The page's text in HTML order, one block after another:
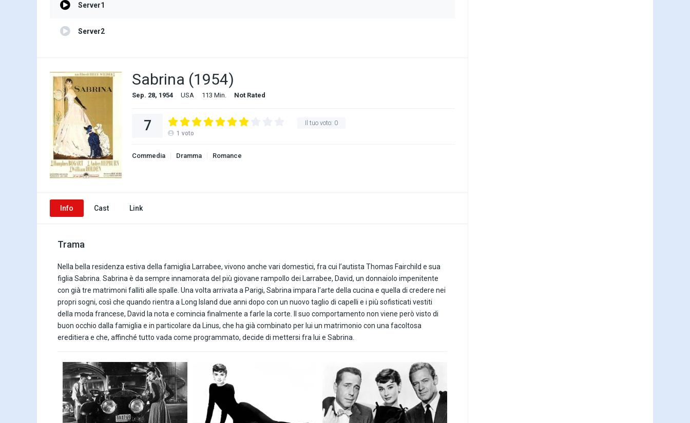
Server1
Server2
Sabrina (1954)
Sep. 28, 1954 USA 113 Min. Not Rated
Il tuo voto: 0
7 1 voto
Commedia Dramma Romance
Info Cast Link
Trama
Nella bella residenza estiva della famiglia Larrabee, vivono anche vari domestici, fra cui l’autista Thomas Fairchild e sua
figlia Sabrina. Sabrina è da sempre innamorata del più giovane rampollo dei Larrabee, David, un donnaiolo impenitente
con già tre matrimoni falliti alle spalle. Una volta arrivata a Parigi, Sabrina impara l’arte della cucina e quella di credere nei
propri sogni, così che quando rientra a Long Island due anni dopo con un nuovo taglio di capelli e i più sofisticati vestiti
della moda francese, David la nota e comincia finalmente a farle la corte. Il suo comportamento non viene però visto di
buon occhio dalla famiglia e in particolare da Linus, che ha già combinato per lui un matrimonio con una facoltosa
ereditiera e che, affinché tutto vada come programmato, decide di mettersi fra lui e Sabrina.